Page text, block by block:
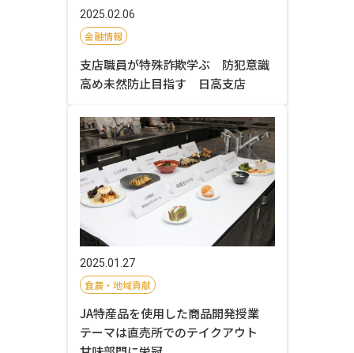
2025.02.06
金融情報
支店職員が特殊詐欺学ぶ 防犯意識
高め未然防止目指す 日高支店
2025.01.27
食農・地域貢献
JA特産品を使用した商品開発授業
テーマは直売所でのテイクアウト